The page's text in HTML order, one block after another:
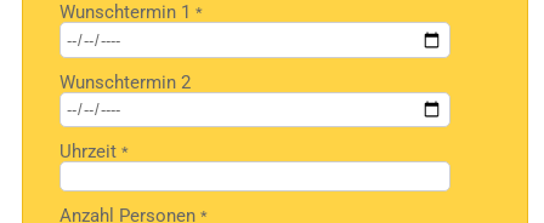
leer.
Wunschtermin 1*
Wunschtermin 2
Uhrzeit*
Anzahl Personen*